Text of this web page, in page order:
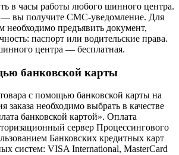
в часы работы любого шинного центра.
— вы получите СМС-уведомление. Для
необходимо предъявить документ,
паспорт или водительские права.
центра — бесплатная.
банковской карты
с помощью банковской карты на
заказа необходимо выбрать в качестве
банковской картой». Оплата
сервер Процессингового
Банковских кредитных карт
систем: VISA International, MasterCard